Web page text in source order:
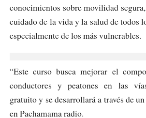
conocimientos sobre movilidad
cuidado de la vida y la salud de todos
especialmente de los más vulnerables.
“Este curso busca mejorar el
conductores y peatones en las
gratuito y se desarrollará a través de
en Pachamama radio.